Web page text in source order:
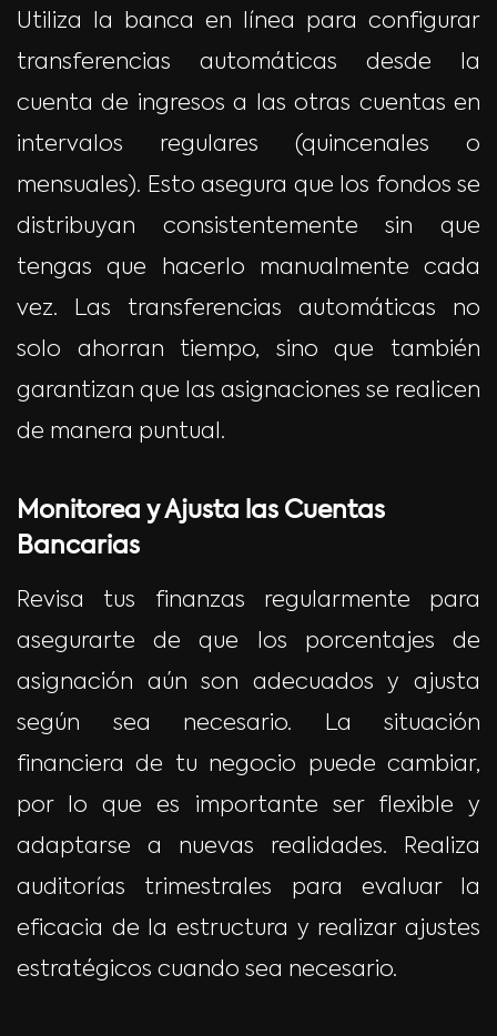
Utiliza la banca en línea para configurar
transferencias automáticas desde la
cuenta de ingresos a las otras cuentas en
intervalos regulares (quincenales o
mensuales). Esto asegura que los fondos se
distribuyan consistentemente sin que
tengas que hacerlo manualmente cada
vez. Las transferencias automáticas no
solo ahorran tiempo, sino que también
garantizan que las asignaciones se realicen
de manera puntual.
Monitorea y Ajusta las Cuentas
Bancarias
Revisa tus finanzas regularmente para
asegurarte de que los porcentajes de
asignación aún son adecuados y ajusta
según sea necesario. La situación
financiera de tu negocio puede cambiar,
por lo que es importante ser flexible y
adaptarse a nuevas realidades. Realiza
auditorías trimestrales para evaluar la
eficacia de la estructura y realizar ajustes
estratégicos cuando sea necesario.